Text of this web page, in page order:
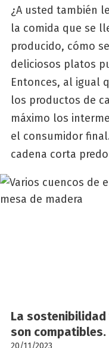
¿A usted también
la comida que se
producido, cómo
deliciosos platos
Entonces, al igual
los productos de
máximo los
el consumidor
cadena corta
La
son com­pa­ti­bles.
20/11/2023